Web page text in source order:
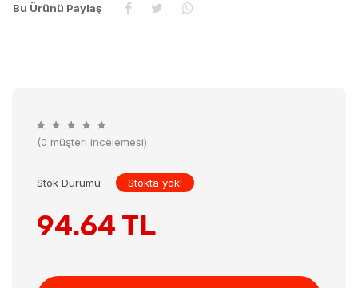
Bu Ürünü Paylaş
(0 müşteri incelemesi)
Stok Durumu Stokta yok!
94.64 TL